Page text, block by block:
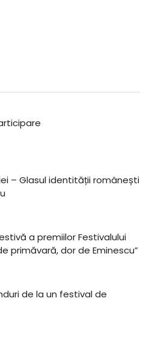
– Glasul identității românești
a premiilor Festivalului
primăvară, dor de Eminescu”
de la un festival de